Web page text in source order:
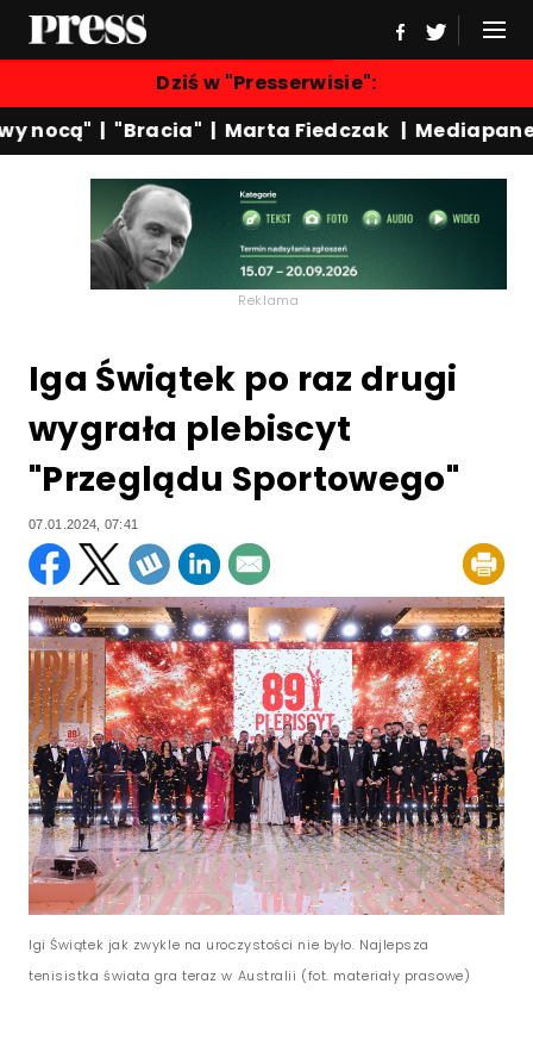
Dziś w "Presserwisie":
nocą"|"Bracia"| Marta Fiedczak|Mediapanel
Reklama
Iga Świątek po raz drugi
wygrała plebiscyt
"Przeglądu Sportowego"
07.01.2024, 07:41
Igi Świątek jak zwykle na uroczystości nie było. Najlepsza
tenisistka świata gra teraz w Australii (fot. materiały prasowe)